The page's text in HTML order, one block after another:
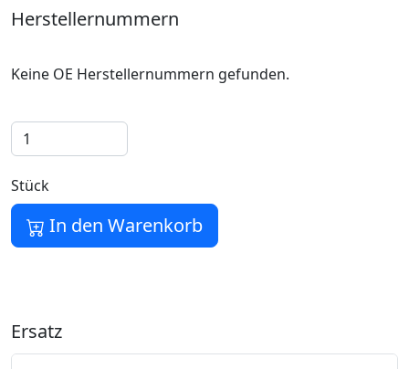
Herstellernummern
Keine OE Herstellernummern gefunden.
Stück
In den Warenkorb
Ersatz